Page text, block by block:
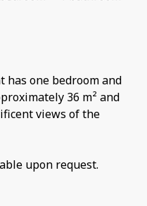
has one bedroom and
36 m² and
views of the
upon request.